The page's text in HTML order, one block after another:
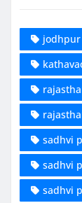
sadhvi
sadhvi
sadhvi